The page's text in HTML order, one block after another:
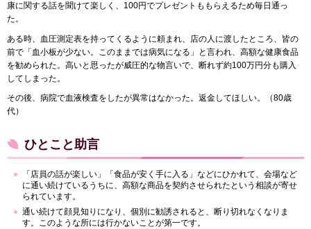
康に関する話を聞けて楽しく、100円でプレゼントももらえるため毎日通っ
た。
ある時、血圧測定表を持ってくるように頼まれ、店の人に渡したところ、皆の
前で「血小板が少ない。このままでは病気になる」と言われ、高額な健康食品
を勧められた。高いと思ったが威圧的な物言いで、断れず約100万円分も購入
してしまった。
その後、病院で血液検査をしたが異常はなかった。返金してほしい。（80歳
代）
ひとこと助言
「店員の話が楽しい」「食品が安く手に入る」などにひかれて、会場など
に通い続けているうちに、高額な商品を契約させられたという相談が寄せ
られています。
通い続けて顔見知りになり、個別に勧誘されると、断り切れなくなりま
す。このような所には行かないことが第一です。